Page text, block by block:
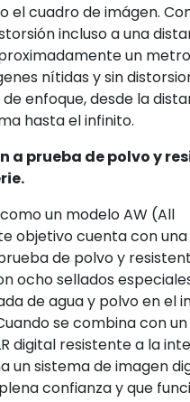
el cuadro de imágen.
incluso a una
un
nítidas y sin
enfoque, desde la
hasta el infinito.
a prueba de polvo y
un modelo AW (All
objetivo cuenta con una
de polvo y
ocho sellados
de agua y polvo en el
se combina con
digital resistente a la
un sistema de imagen
confianza y que